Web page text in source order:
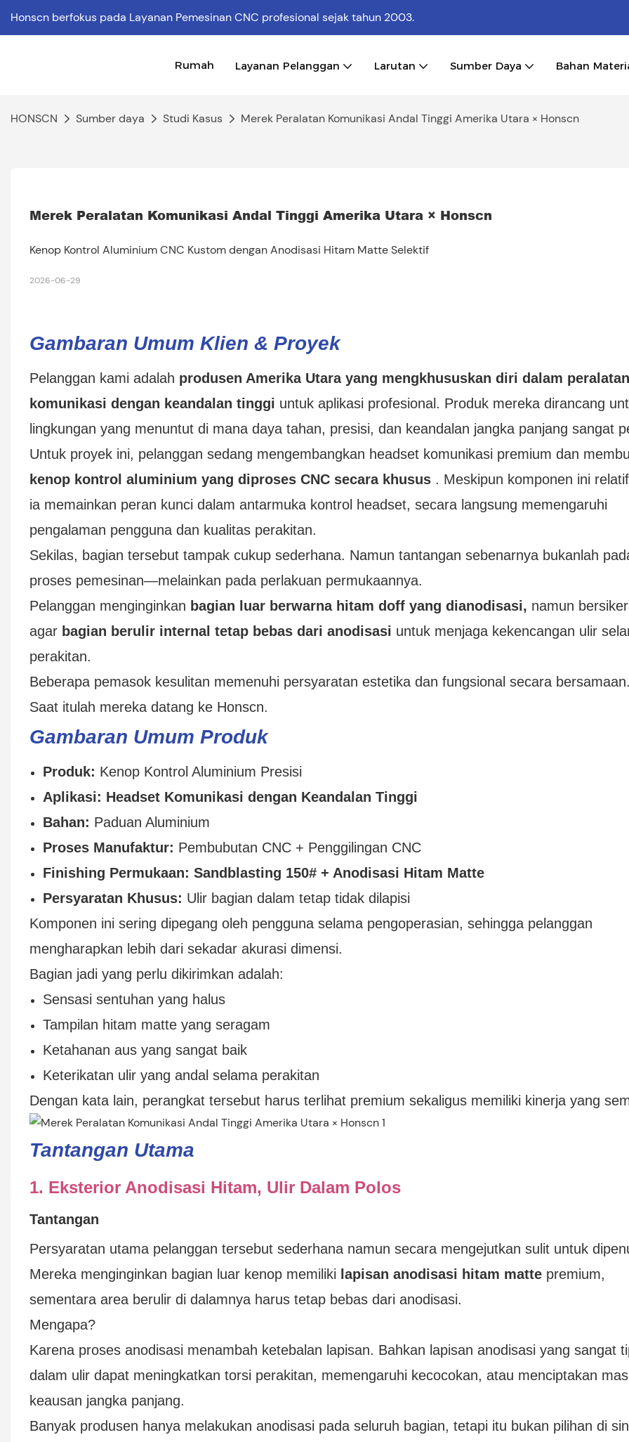
Honscn berfokus pada Layanan Pemesinan CNC profesional sejak tahun 2003.
Rumah Layanan Pelanggan Larutan Sumber Daya Bahan
HONSCN Sumber daya Studi Kasus Merek Peralatan Komunikasi Andal Tinggi Amerika Utara × Honscn
Merek Peralatan Komunikasi Andal Tinggi Amerika Utara × Honscn
Kenop Kontrol Aluminium CNC Kustom dengan Anodisasi Hitam Matte Selektif
2026-06-29
Gambaran Umum Klien & Proyek
Pelanggan kami adalah produsen Amerika Utara yang mengkhususkan diri dalam peralatan
komunikasi dengan keandalan tinggi untuk aplikasi profesional. Produk mereka dirancang
lingkungan yang menuntut di mana daya tahan, presisi, dan keandalan jangka panjang sangat
Untuk proyek ini, pelanggan sedang mengembangkan headset komunikasi premium dan
kenop kontrol aluminium yang diproses CNC secara khusus. Meskipun komponen ini
ia memainkan peran kunci dalam antarmuka kontrol headset, secara langsung memengaruhi
pengalaman pengguna dan kualitas perakitan.
Sekilas, bagian tersebut tampak cukup sederhana. Namun tantangan sebenarnya bukanlah
proses pemesinan—melainkan pada perlakuan permukaannya.
Pelanggan menginginkan bagian luar berwarna hitam doff yang dianodisasi, namun
agar bagian berulir internal tetap bebas dari anodisasi untuk menjaga kekencangan ulir
perakitan.
Beberapa pemasok kesulitan memenuhi persyaratan estetika dan fungsional secara
Saat itulah mereka datang ke Honscn.
Gambaran Umum Produk
Produk: Kenop Kontrol Aluminium Presisi
Aplikasi: Headset Komunikasi dengan Keandalan Tinggi
Bahan: Paduan Aluminium
Proses Manufaktur: Pembubutan CNC + Penggilingan CNC
Finishing Permukaan: Sandblasting 150# + Anodisasi Hitam Matte
Persyaratan Khusus: Ulir bagian dalam tetap tidak dilapisi
Komponen ini sering dipegang oleh pengguna selama pengoperasian, sehingga pelanggan
mengharapkan lebih dari sekadar akurasi dimensi.
Bagian jadi yang perlu dikirimkan adalah:
Sensasi sentuhan yang halus
Tampilan hitam matte yang seragam
Ketahanan aus yang sangat baik
Keterikatan ulir yang andal selama perakitan
Dengan kata lain, perangkat tersebut harus terlihat premium sekaligus memiliki kinerja yang
Tantangan Utama
1. Eksterior Anodisasi Hitam, Ulir Dalam Polos
Tantangan
Persyaratan utama pelanggan tersebut sederhana namun secara mengejutkan sulit untuk
Mereka menginginkan bagian luar kenop memiliki lapisan anodisasi hitam mattepremium,
sementara area berulir di dalamnya harus tetap bebas dari anodisasi.
Mengapa?
Karena proses anodisasi menambah ketebalan lapisan. Bahkan lapisan anodisasi yang sangat
dalam ulir dapat meningkatkan torsi perakitan, memengaruhi kecocokan, atau menciptakan
keausan jangka panjang.
Banyak produsen hanya melakukan anodisasi pada seluruh bagian, tetapi itu bukan pilihan di